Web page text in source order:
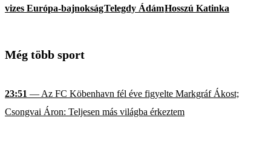
vizes Európa-bajnokságTelegdy ÁdámHosszú Katinka
Még több sport
23:51 — Az FC Köbenhavn fél éve figyelte Markgráf Ákost;
Csongvai Áron: Teljesen más világba érkeztem